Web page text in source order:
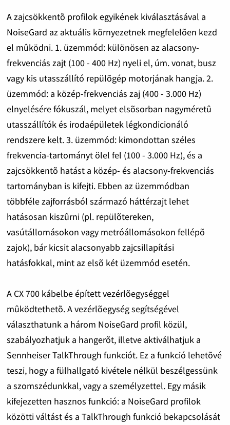
A zajcsökkentõ profilok egyikének kiválasztásával a
NoiseGard az aktuális környezetnek megfelelõen kezd
el mûködni. 1. üzemmód: különösen az alacsony-
frekvenciás zajt (100 - 400 Hz) nyeli el, úm. vonat, busz
vagy kis utasszállító repülõgép motorjának hangja. 2.
üzemmód: a közép-frekvenciás zaj (400 - 3.000 Hz)
elnyelésére fókuszál, melyet elsõsorban nagyméretû
utasszállítók és irodaépületek légkondicionáló
rendszere kelt. 3. üzemmód: kimondottan széles
frekvencia-tartományt ölel fel (100 - 3.000 Hz), és a
zajcsökkentõ hatást a közép- és alacsony-frekvenciás
tartományban is kifejti. Ebben az üzemmódban
többféle zajforrásból származó háttérzajt lehet
hatásosan kiszûrni (pl. repülõtereken,
vasútállomásokon vagy metróállomásokon fellépõ
zajok), bár kicsit alacsonyabb zajcsillapítási
hatásfokkal, mint az elsõ két üzemmód esetén.
A CX 700 kábelbe épített vezérlõegységgel
mûködtethetõ. A vezérlõegység segítségével
választhatunk a három NoiseGard profil közül,
szabályozhatjuk a hangerõt, illetve aktiválhatjuk a
Sennheiser TalkThrough funkciót. Ez a funkció lehetõvé
teszi, hogy a fülhallgató kivétele nélkül beszélgessünk
a szomszédunkkal, vagy a személyzettel. Egy másik
kifejezetten hasznos funkció: a NoiseGard profilok
közötti váltást és a TalkThrough funkció bekapcsolását